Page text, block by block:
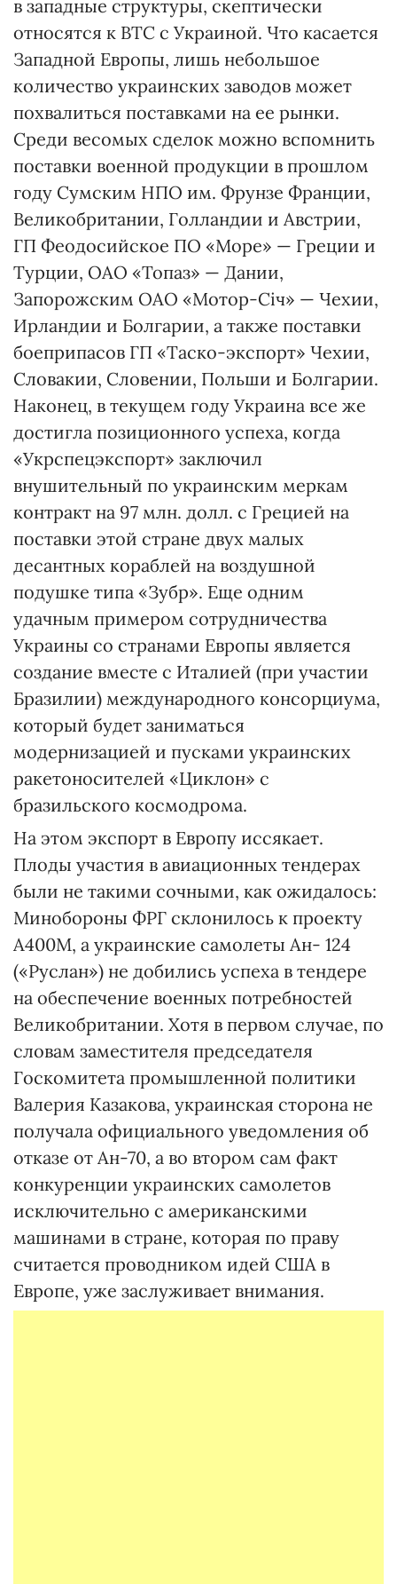
в западные структуры, скептически
относятся к ВТС с Украиной. Что касается
Западной Европы, лишь небольшое
количество украинских заводов может
похвалиться поставками на ее рынки.
Среди весомых сделок можно вспомнить
поставки военной продукции в прошлом
году Сумским НПО им. Фрунзе Франции,
Великобритании, Голландии и Австрии,
ГП Феодосийское ПО «Море» — Греции и
Турции, ОАО «Топаз» — Дании,
Запорожским ОАО «Мотор-Січ» — Чехии,
Ирландии и Болгарии, а также поставки
боеприпасов ГП «Таско-экспорт» Чехии,
Словакии, Словении, Польши и Болгарии.
Наконец, в текущем году Украина все же
достигла позиционного успеха, когда
«Укрспецэкспорт» заключил
внушительный по украинским меркам
контракт на 97 млн. долл. с Грецией на
поставки этой стране двух малых
десантных кораблей на воздушной
подушке типа «Зубр». Еще одним
удачным примером сотрудничества
Украины со странами Европы является
создание вместе с Италией (при участии
Бразилии) международного консорциума,
который будет заниматься
модернизацией и пусками украинских
ракетоносителей «Циклон» с
бразильского космодрома.
На этом экспорт в Европу иссякает.
Плоды участия в авиационных тендерах
были не такими сочными, как ожидалось:
Минобороны ФРГ склонилось к проекту
А400М, а украинские самолеты Ан- 124
(«Руслан») не добились успеха в тендере
на обеспечение военных потребностей
Великобритании. Хотя в первом случае, по
словам заместителя председателя
Госкомитета промышленной политики
Валерия Казакова, украинская сторона не
получала официального уведомления об
отказе от Ан-70, а во втором сам факт
конкуренции украинских самолетов
исключительно с американскими
машинами в стране, которая по праву
считается проводником идей США в
Европе, уже заслуживает внимания.